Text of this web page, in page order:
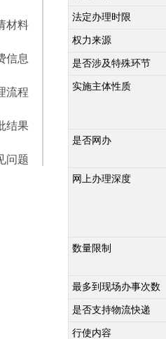
材料
信息
流程
结果
问题
法定办理时限
权力来源
是否涉及特殊环节
实施主体性质
是否网办
网上办理深度
数量限制
最多到现场办事次数
是否支持物流快递
行使内容